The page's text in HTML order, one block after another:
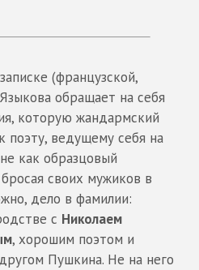
(французской,
обращает на себя
которую жандармский
поэту, ведущему себя на
как образцовый
своих мужиков в
дело в фамилии:
с Николаем
, хорошим поэтом и
Пушкина. Не на него